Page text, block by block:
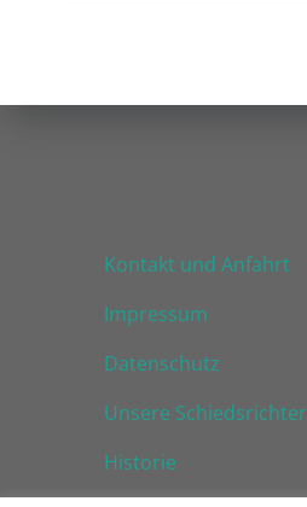
Kontakt und Anfahrt
Impressum
Datenschutz
Unsere Schiedsrichter
Historie